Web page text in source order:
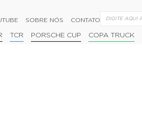
SOBRE NÓS CONTATO
TCR PORSCHE CUP COPA TRUCK